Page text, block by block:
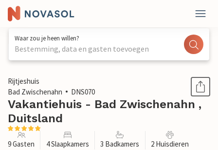
Waar zou je heen willen?
Bestemming, data en gasten toevoegen
1 / 1
Rijtjeshuis
Bad Zwischenahn
DNS070
Vakantiehuis - Bad Zwischenahn ,
Duitsland
9 Gasten 4 Slaapkamers 3 Badkamers 2 Huisdieren